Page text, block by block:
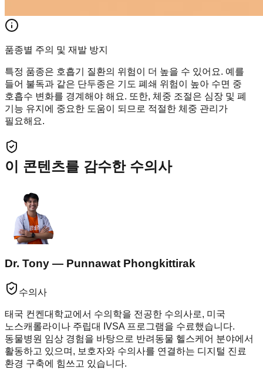
품종별 주의 및 재발 방지
특정 품종은 호흡기 질환의 위험이 더 높을 수 있어요. 예를
들어 불독과 같은 단두종은 기도 폐쇄 위험이 높아 수면 중
호흡수 변화를 경계해야 해요. 또한, 체중 조절은 심장 및 폐
기능 유지에 중요한 도움이 되므로 적절한 체중 관리가
필요해요.
이 콘텐츠를 감수한 수의사
Dr. Tony — Punnawat Phongkittirak
수의사
태국 컨켄대학교에서 수의학을 전공한 수의사로, 미국
노스캐롤라이나 주립대 IVSA 프로그램을 수료했습니다.
동물병원 임상 경험을 바탕으로 반려동물 헬스케어 분야에서
활동하고 있으며, 보호자와 수의사를 연결하는 디지털 진료
환경 구축에 힘쓰고 있습니다.